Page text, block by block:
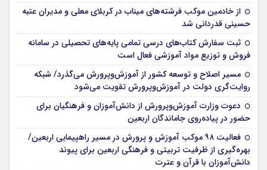
از خادمین موکب فرشته‌های میناب در کربلای معلی و مدیران عتبه
حسینی قدردانی شد
ثبت سفارش کتاب‌های درسی تمامی پایه‌های تحصیلی در سامانه
فروش و توزیع مواد آموزشی فعال است
مسیر اصلاح و توسعه کشور از آموزش‌وپرورش می‌گذرد/ شبکه
روایت‌‌گری دولت در آموزش‌وپرورش تقویت می‌شود
دعوت وزارت آموزش‌وپرورش از دانش‌آموزان و فرهنگیان برای
حضور در پیاده‌روی جاماندگان اربعین
فعالیت ۹۸ موکب آموزش و پرورش در مسیر راهپیمایی اربعین/
بهره‌گیری از ظرفیت تربیتی و فرهنگی اربعین برای پیوند
دانش‌آموزان با قرآن و عترت